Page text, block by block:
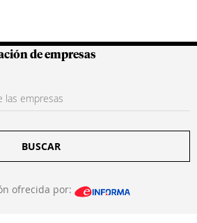
Colombianas
de empresas
BUSCAR
ofrecida por: